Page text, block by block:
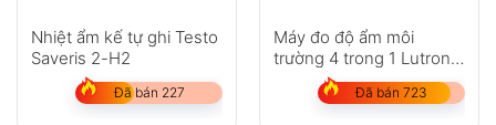
Nhiệt ẩm kế tự ghi Testo
Saveris 2-H2
Đã bán 227
Máy đo độ ẩm môi
trường 4 trong 1 Lutron
LM-8100
Đã bán 723